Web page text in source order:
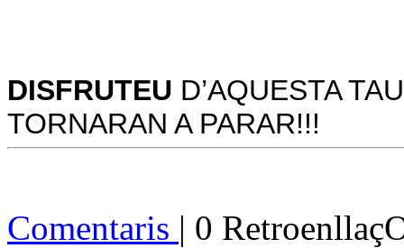
DISFRUTEU D’AQUESTA
TORNARAN A PARAR!!!
Comentaris | 0